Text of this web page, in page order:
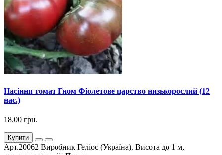
Насіння томат Гном Фіолетове царство низькорослий (12
нас.)
18.00 грн.
Купити
Арт.20062 Виробник Геліос (Україна). Висота до 1 м,